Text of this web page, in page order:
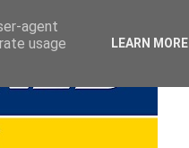
agent
usage
LEARN MORE